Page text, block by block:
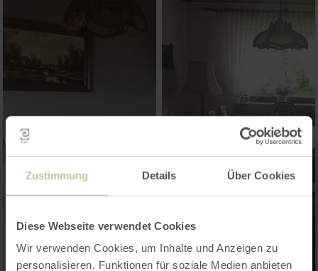
Zustimmung Details Über Cookies
Diese Webseite verwendet Cookies
Wir verwenden Cookies, um Inhalte und Anzeigen zu
personalisieren, Funktionen für soziale Medien anbieten